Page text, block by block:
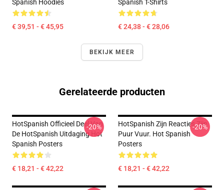
Spanish Hoodies
€ 39,51 - € 45,95
Spanish T-Shirts
€ 24,38 - € 28,06
BEKIJK MEER
Gerelateerde producten
HotSpanish Officieel Deel Van
De HotSpanish Uitdaging Hot
Spanish Posters
€ 18,21 - € 42,22
-20%
HotSpanish Zijn Reacties Zijn
Puur Vuur. Hot Spanish
Posters
€ 18,21 - € 42,22
-20%